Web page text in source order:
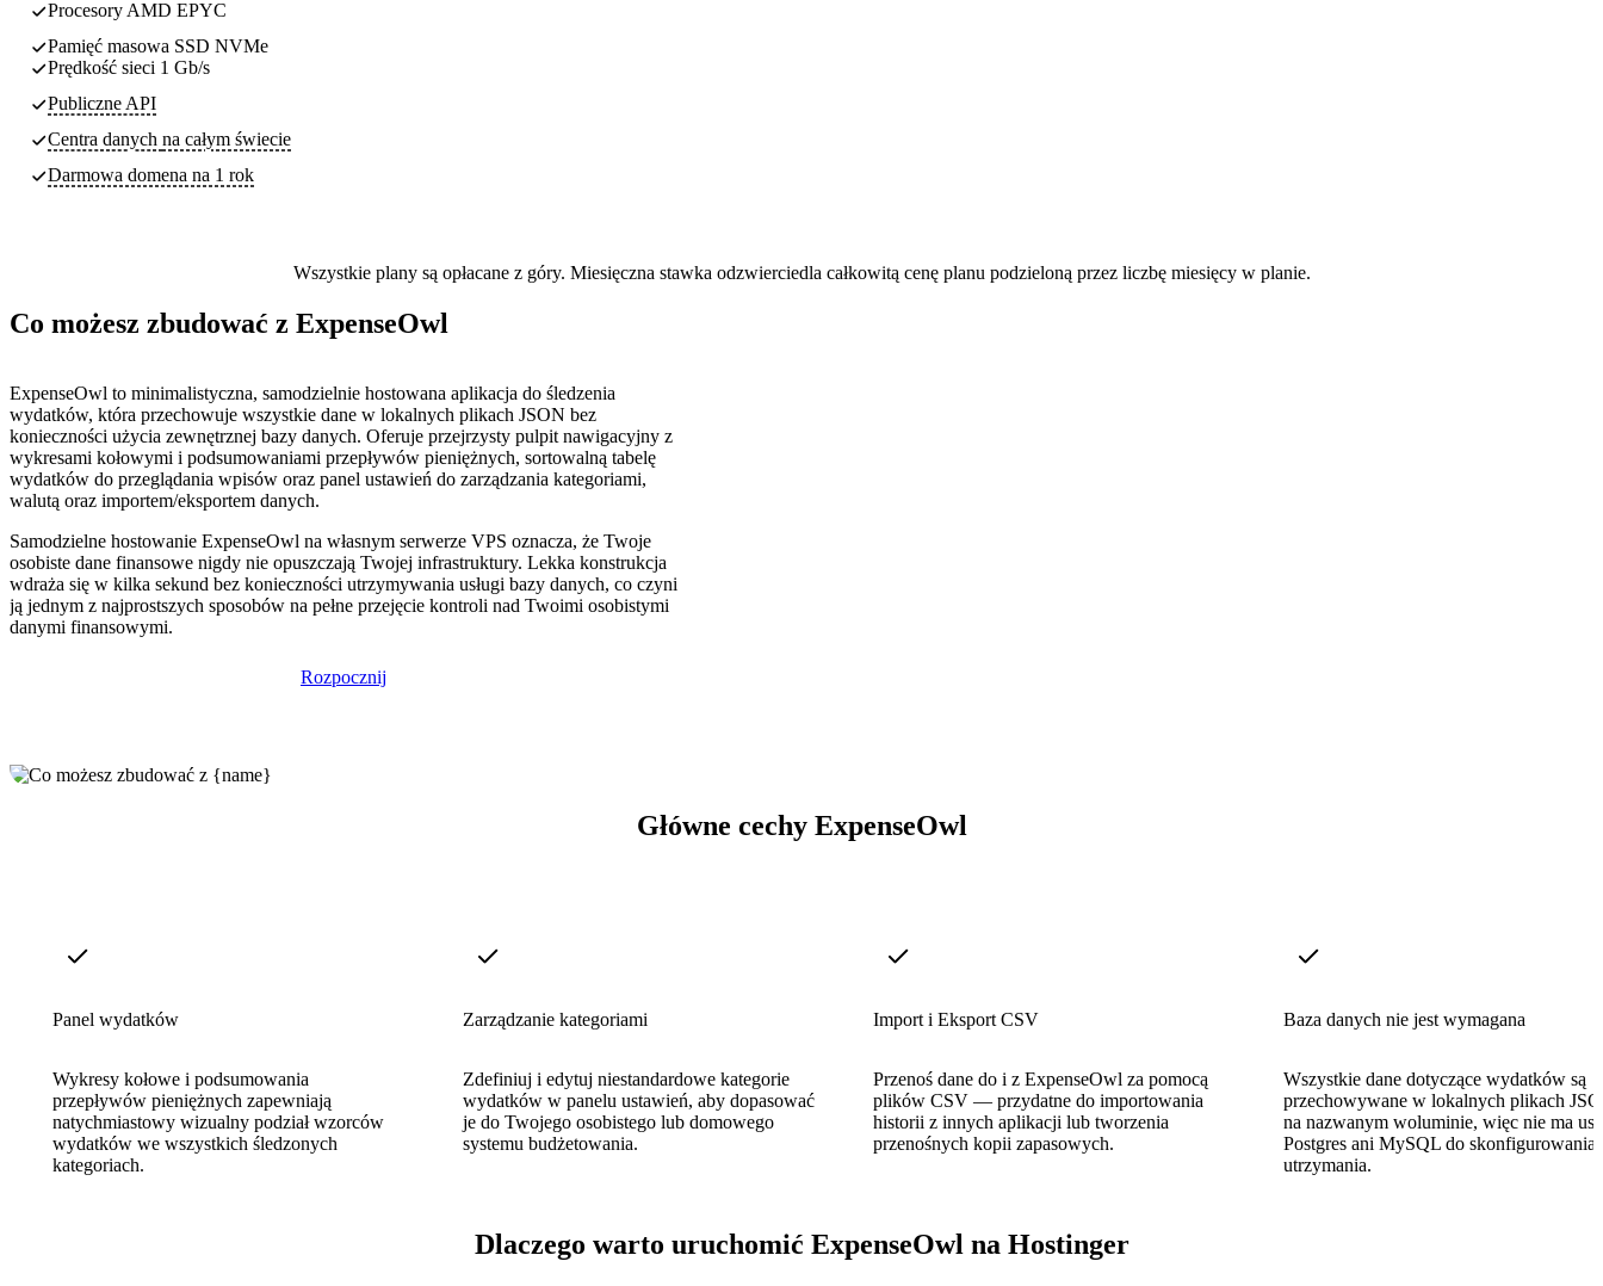
Procesory AMD EPYC
Pamięć masowa SSD NVMe
Prędkość sieci 1 Gb/s
Publiczne API
Centra danych na całym świecie
Darmowa domena na 1 rok
Wszystkie plany są opłacane z góry. Miesięczna stawka odzwierciedla całkowitą cenę planu podzieloną przez liczbę miesięcy w planie.
Co możesz zbudować z ExpenseOwl
ExpenseOwl to minimalistyczna, samodzielnie hostowana aplikacja do śledzenia
wydatków, która przechowuje wszystkie dane w lokalnych plikach JSON bez
konieczności użycia zewnętrznej bazy danych. Oferuje przejrzysty pulpit nawigacyjny z
wykresami kołowymi i podsumowaniami przepływów pieniężnych, sortowalną tabelę
wydatków do przeglądania wpisów oraz panel ustawień do zarządzania kategoriami,
walutą oraz importem/eksportem danych.
Samodzielne hostowanie ExpenseOwl na własnym serwerze VPS oznacza, że Twoje
osobiste dane finansowe nigdy nie opuszczają Twojej infrastruktury. Lekka konstrukcja
wdraża się w kilka sekund bez konieczności utrzymywania usługi bazy danych, co czyni
ją jednym z najprostszych sposobów na pełne przejęcie kontroli nad Twoimi osobistymi
danymi finansowymi.
Rozpocznij
Główne cechy ExpenseOwl
Panel wydatków
Wykresy kołowe i podsumowania
przepływów pieniężnych zapewniają
natychmiastowy wizualny podział wzorców
wydatków we wszystkich śledzonych
kategoriach.
Zarządzanie kategoriami
Zdefiniuj i edytuj niestandardowe kategorie
wydatków w panelu ustawień, aby dopasować
je do Twojego osobistego lub domowego
systemu budżetowania.
Import i Eksport CSV
Przenoś dane do i z ExpenseOwl za pomocą
plików CSV — przydatne do importowania
historii z innych aplikacji lub tworzenia
przenośnych kopii zapasowych.
Baza danych nie jest wymagana
Wszystkie dane dotyczące wydatków są
przechowywane w lokalnych plikach
na nazwanym woluminie, więc nie ma
Postgres ani MySQL do skonfigurowania
utrzymania.
Dlaczego warto uruchomić ExpenseOwl na Hostinger